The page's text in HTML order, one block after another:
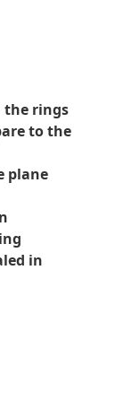
the rings
to the
plane
in